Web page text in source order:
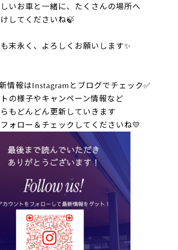
いお車と一緒に、たくさんの場所へ
してくださいね🍃
末永く、よろしくお願いします✨
新情報はInstagramとブログでチェック✅
の様子やキャンペーン情報など
もどんどん更新していきます
ォロー＆チェックしてくださいね💛